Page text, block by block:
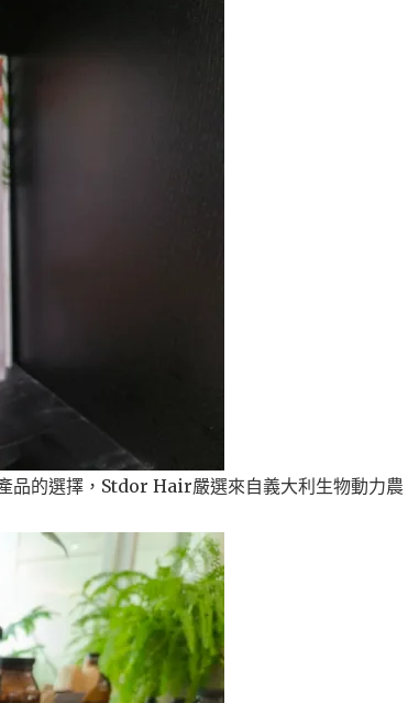
品的選擇，Stdor Hair嚴選來自義大利生物動力農